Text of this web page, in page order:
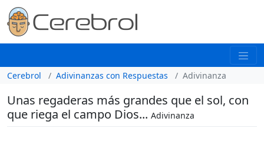
Cerebrol Adivinanzas con Respuestas Adivinanza
Unas regaderas más grandes que el sol, con
que riega el campo Dios... Adivinanza